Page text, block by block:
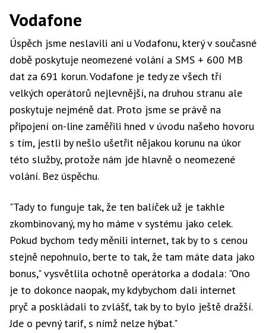
Vodafone
Úspěch jsme neslavili ani u Vodafonu, který v současné
době poskytuje neomezené volání a SMS + 600 MB
dat za 691 korun. Vodafone je tedy ze všech tří
velkých operátorů nejlevnější, na druhou stranu ale
poskytuje nejméně dat. Proto jsme se právě na
připojení on-line zaměřili hned v úvodu našeho hovoru
s tím, jestli by nešlo ušetřit nějakou korunu na úkor
této služby, protože nám jde hlavně o neomezené
volání. Bez úspěchu.
"Tady to funguje tak, že ten balíček už je takhle
zkombinovaný, my ho máme v systému jako celek.
Pokud bychom tedy měnili internet, tak by to s cenou
stejně nepohnulo, berte to tak, že tam máte data jako
bonus," vysvětlila ochotně operátorka a dodala: "Ono
je to dokonce naopak, my kdybychom dali internet
pryč a poskládali to zvlášť, tak by to bylo ještě dražší.
Jde o pevný tarif, s nímž nelze hýbat."